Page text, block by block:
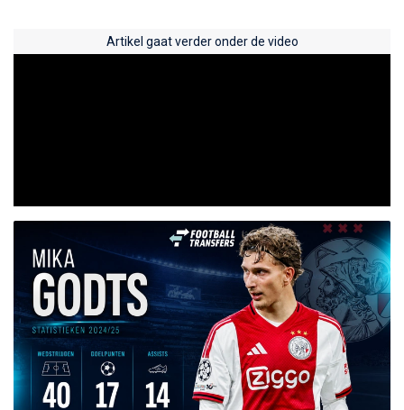
Artikel gaat verder onder de video